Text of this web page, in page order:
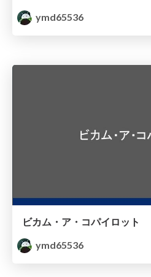
ymd65536
ビカム・ア・コパイロット
ymd65536